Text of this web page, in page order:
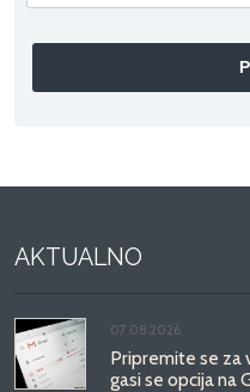
AKTUALNO
07.08.2026.
Pripremite se za
gasi se opcija na